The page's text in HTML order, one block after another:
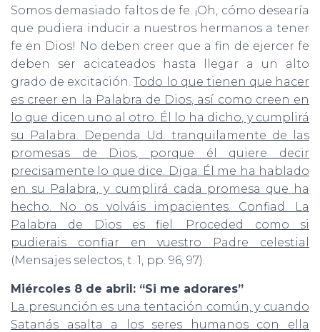
Somos demasiado faltos de fe. ¡Oh, cómo desearía
que pudiera inducir a nuestros hermanos a tener
fe en Dios! No deben creer que a fin de ejercer fe
deben ser acicateados hasta llegar a un alto
grado de excitación.Todo lo que tienen que hacer
es creer en la Palabra de Dios, así como creen en
lo que dicen uno al otro. Él lo ha dicho, y cumplirá
su Palabra. Dependa Ud. tranquilamente de las
promesas de Dios, porque él quiere decir
precisamente lo que dice. Diga: Él me ha hablado
en su Palabra, y cumplirá cada promesa que ha
hecho. No os volváis impacientes. Confiad. La
Palabra de Dios es fiel. Proceded como si
pudierais confiar en vuestro Padre celestial
(Mensajes selectos, t. 1, pp. 96, 97).
Miércoles 8 de abril: “Si me adorares”
La presunción es una tentación común, y cuando
Satanás asalta a los seres humanos con ella